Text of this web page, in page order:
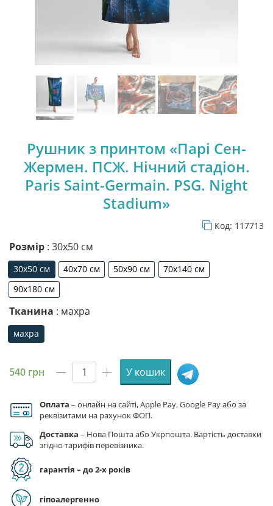
Рушник з принтом «Парі Сен-
Жермен. ПСЖ. Нічний стадіон.
Paris Saint-Germain. PSG. Night
Stadium»
Код: 117713
Розмір : 30х50 см
30х50 см
30х50 см
40х70 см
40х70 см
50х90 см
50х90 см
70х140 см
70х140 см
90х180 см
90х180 см
Тканина : махра
махра
махра
540 грн
Рушник
принтом
«Парі
Сен-
Жермен.
Нічний
Paris
У кошик
Оплата – онлайн на сайті, Apple Pay, Google Pay або за
реквізитами на рахунок ФОП.
Доставка – Нова Пошта або Укрпошта. Вартість доставки
згідно тарифів перевізника.
гарантія – до 2-х років
гіпоалергенно